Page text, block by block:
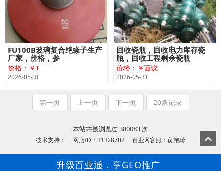
FU100B玻璃复合绝缘子生产
厂家，价格，参
价格：￥1
2026-05-31
回收瓷瓶，回收电力库存瓷
瓶，回收工程剩余瓷瓶
价格：￥面议
2026-05-31
第一页 上一页 下一页 20条记录
本站共被浏览过 380083 次
技术支持： 网店ID：31328702 百业网客服：颜艳珍
升级百业通，享GEO推广